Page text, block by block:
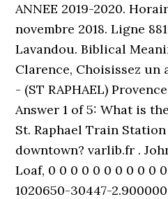
ANNEE 2019-2020.
novembre 2018. Ligne
Lavandou. Biblical
Clarence, Choisissez un
- (ST RAPHAEL)
Answer 1 of 5: What is
St. Raphael Train
downtown? varlib.fr .
Loaf, 0 0 0 0 0 0 0 0 0 0
1020650-30447-